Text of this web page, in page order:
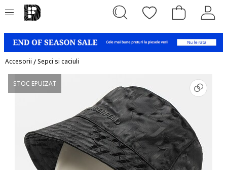
Accesorii /Sepci si caciuli
STOC EPUIZAT